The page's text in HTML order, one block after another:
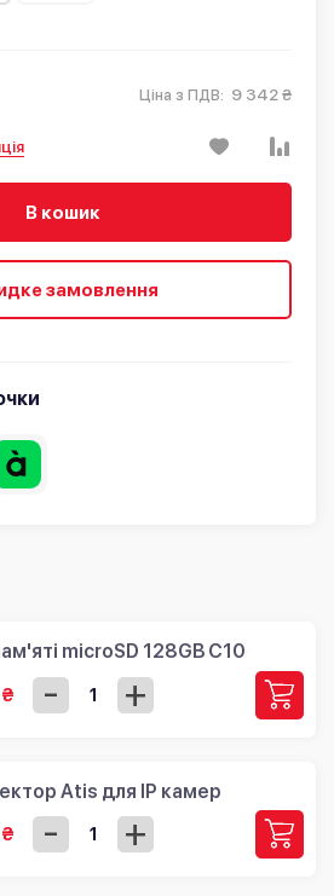
Ціна з ПДВ: 9 342 ₴
В кошик
замовлення
microSD 128GB C10
- +
Atis для IP камер
- +